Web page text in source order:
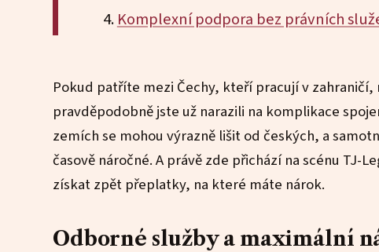
Komplexní podpora bez právních
Pokud patříte mezi Čechy, kteří pracují v
pravděpodobně jste už narazili na komplikace
zemích se mohou výrazně lišit od českých, a
časově náročné. A právě zde přichází na scénu TJ-
získat zpět přeplatky, na které máte nárok.
Odborné služby a maximální